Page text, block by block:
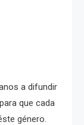
a difundir
que cada
género.